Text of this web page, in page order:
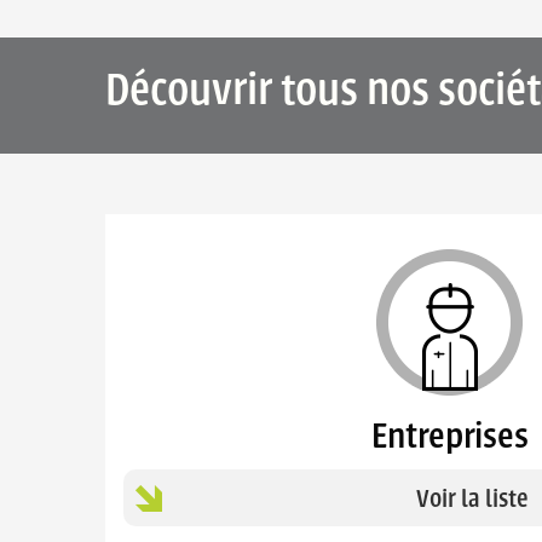
Découvrir tous nos
Entreprises
Voir la liste